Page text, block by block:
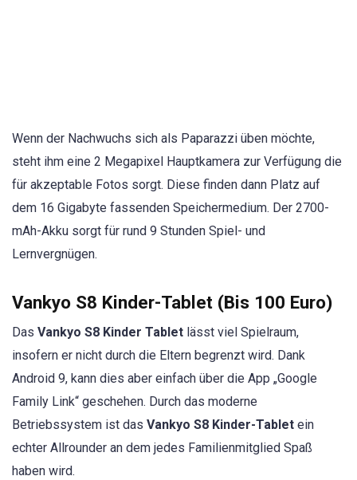
Wenn der Nachwuchs sich als Paparazzi üben möchte,
steht ihm eine 2 Megapixel Hauptkamera zur Verfügung die
für akzeptable Fotos sorgt. Diese finden dann Platz auf
dem 16 Gigabyte fassenden Speichermedium. Der 2700-
mAh-Akku sorgt für rund 9 Stunden Spiel- und
Lernvergnügen.
Vankyo S8 Kinder-Tablet (Bis 100 Euro)
Das Vankyo S8 Kinder Tablet lässt viel Spielraum,
insofern er nicht durch die Eltern begrenzt wird. Dank
Android 9, kann dies aber einfach über die App „Google
Family Link“ geschehen. Durch das moderne
Betriebssystem ist das Vankyo S8 Kinder-Tablet ein
echter Allrounder an dem jedes Familienmitglied Spaß
haben wird.